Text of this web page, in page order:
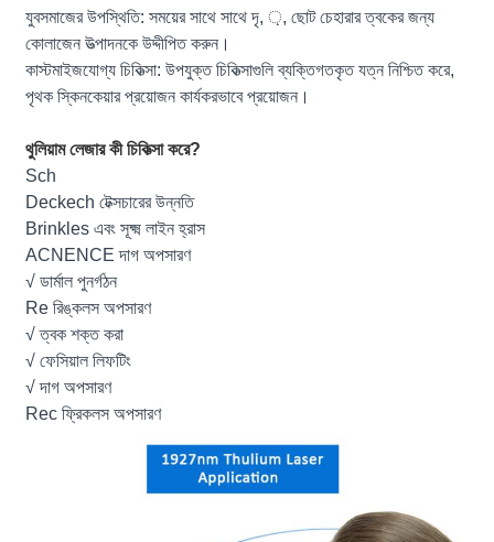
যুবসমাজের উপস্থিতি: সময়ের সাথে সাথে দৃ, ়, ছোট চেহারার ত্বকের জন্য
কোলাজেন উত্পাদনকে উদ্দীপিত করুন।
কাস্টমাইজযোগ্য চিকিত্সা: উপযুক্ত চিকিত্সাগুলি ব্যক্তিগতকৃত যত্ন নিশ্চিত করে,
পৃথক স্কিনকেয়ার প্রয়োজন কার্যকরভাবে প্রয়োজন।
থুলিয়াম লেজার কী চিকিত্সা করে?
Sch
Deckech টেক্সচারের উন্নতি
Brinkles এবং সূক্ষ্ম লাইন হ্রাস
ACNENCE দাগ অপসারণ
√ ডার্মাল পুনর্গঠন
Re রিঙ্কলস অপসারণ
√ ত্বক শক্ত করা
√ ফেসিয়াল লিফটিং
√ দাগ অপসারণ
Rec ফ্রিকলস অপসারণ